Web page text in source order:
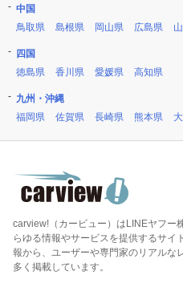
中国
鳥取県
島根県 岡山県 広島県
四国
徳島県
香川県 愛媛県 高知県
九州・沖縄
福岡県
佐賀県 長崎県 熊本県
carview!（カービュー）はLINEヤフー
らゆる情報やサービスを提供するサイ
報から、ユーザーや専門家のリアルな
多く掲載しています。